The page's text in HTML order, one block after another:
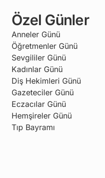
Özel Günler
Anneler Günü
Öğretmenler Günü
Sevgililer Günü
Kadınlar Günü
Diş Hekimleri Günü
Gazeteciler Günü
Eczacılar Günü
Hemşireler Günü
Tıp Bayramı